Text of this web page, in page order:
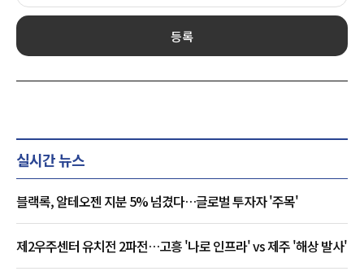
등록
실시간 뉴스
블랙록, 알테오젠 지분 5% 넘겼다…글로벌 투자자 '주목'
제2우주센터 유치전 2파전…고흥 '나로 인프라' vs 제주 '해상 발사'